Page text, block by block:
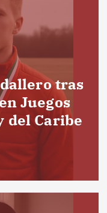
tras
Juegos
del Caribe